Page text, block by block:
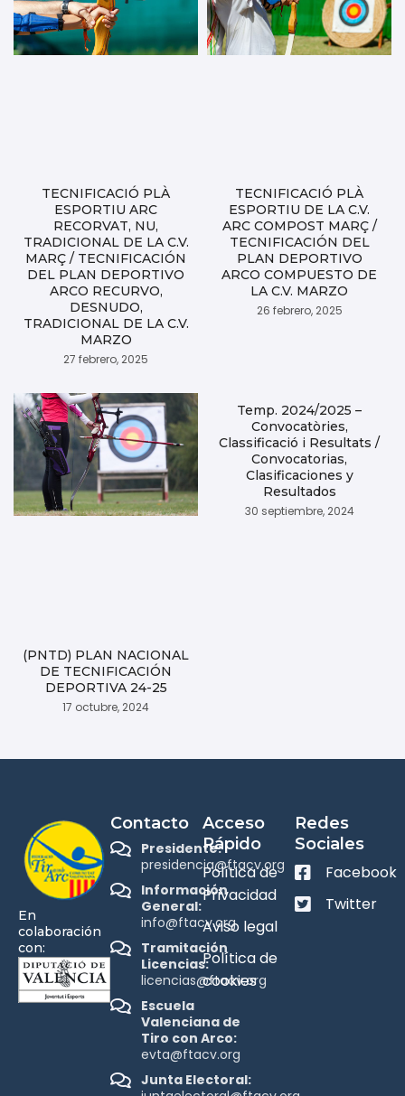
TECNIFICACIÓ PLÀ
ESPORTIU ARC
RECORVAT, NU,
TRADICIONAL DE LA C.V.
MARÇ / TECNIFICACIÓN
DEL PLAN DEPORTIVO
ARCO RECURVO,
DESNUDO,
TRADICIONAL DE LA C.V.
MARZO
27 febrero, 2025
TECNIFICACIÓ PLÀ
ESPORTIU DE LA C.V.
ARC COMPOST MARÇ /
TECNIFICACIÓN DEL
PLAN DEPORTIVO
ARCO COMPUESTO DE
LA C.V. MARZO
26 febrero, 2025
(PNTD) PLAN NACIONAL
DE TECNIFICACIÓN
DEPORTIVA 24-25
17 octubre, 2024
Temp. 2024/2025 –
Convocatòries,
Classificació i Resultats /
Convocatorias,
Clasificaciones y
Resultados
30 septiembre, 2024
En
colaboración
con:
Contacto
Presidente:
presidencia@ftacv.org
Información
General:
info@ftacv.org
Tramitación
Licencias:
licencias@ftacv.org
Escuela
Valenciana de
Tiro con Arco:
evta@ftacv.org
Junta Electoral:
Acceso
Rápido
Política de
Privacidad
Aviso legal
Política de
cookies
Redes
Sociales
Facebook
Twitter